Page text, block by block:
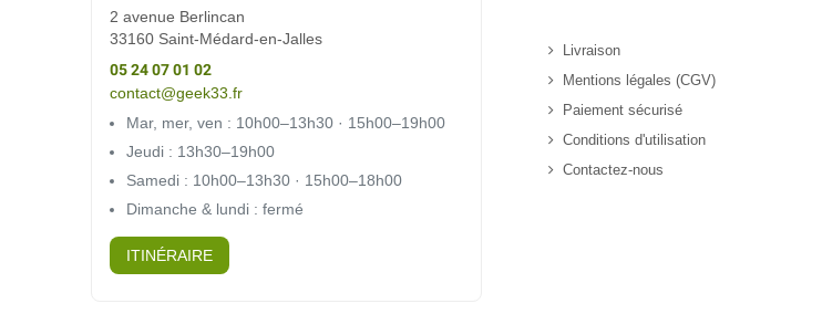
2 avenue Berlincan
33160 Saint-Médard-en-Jalles
05 24 07 01 02
contact@geek33.fr
Mar, mer, ven : 10h00–13h30 · 15h00–19h00
Jeudi : 13h30–19h00
Samedi : 10h00–13h30 · 15h00–18h00
Dimanche & lundi : fermé
ITINÉRAIRE
Livraison
Mentions légales (CGV)
Paiement sécurisé
Conditions d'utilisation
Contactez-nous